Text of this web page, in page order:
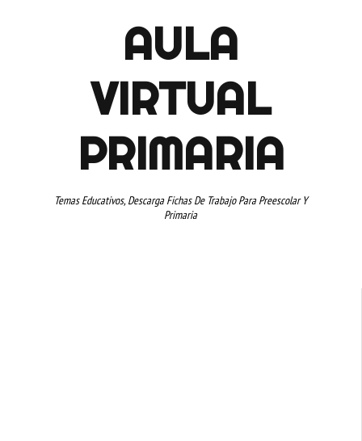
AULA
VIRTUAL
PRIMARIA
Temas Educativos, Descarga Fichas De Trabajo Para Preescolar Y
Primaria